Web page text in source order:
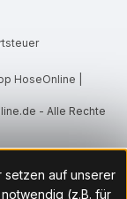
HoseOnline |
- Alle Rechte
setzen auf unserer
(z.B. für